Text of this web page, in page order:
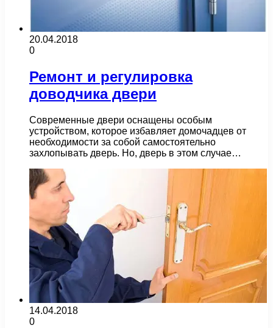
20.04.2018
0
Ремонт и регулировка
доводчика двери
Современные двери оснащены особым
устройством, которое избавляет домочадцев от
необходимости за собой самостоятельно
захлопывать дверь. Но, дверь в этом случае…
14.04.2018
0